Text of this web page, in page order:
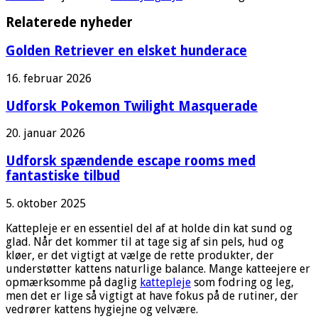
Relaterede nyheder
Golden Retriever en elsket hunderace
16. februar 2026
Udforsk Pokemon Twilight Masquerade
20. januar 2026
Udforsk spændende escape rooms med
fantastiske tilbud
5. oktober 2025
Kattepleje er en essentiel del af at holde din kat sund og
glad. Når det kommer til at tage sig af sin pels, hud og
kløer, er det vigtigt at vælge de rette produkter, der
understøtter kattens naturlige balance. Mange katteejere er
opmærksomme på daglig kattepleje som fodring og leg,
men det er lige så vigtigt at have fokus på de rutiner, der
vedrører kattens hygiejne og velvære.